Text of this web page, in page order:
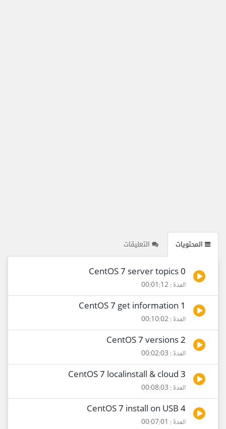
المحتويات التعليقات
0 CentOS 7 server topics
المدة : 00:01:12
1 CentOS 7 get information
المدة : 00:10:02
2 CentOS 7 versions
المدة : 00:02:03
3 CentOS 7 localinstall & cloud
المدة : 00:08:03
4 CentOS 7 install on USB
المدة : 00:07:01